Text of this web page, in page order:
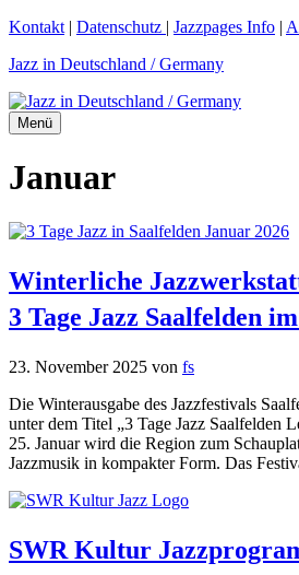
Zum
springen
Kontakt | Datenschutz | Jazzpages Info |
Jazz in Deutschland / Germany
Menü
Januar
Winterliche
3 Tage Jazz Saalfelden
23. November 2025 von fs
Die Winterausgabe des Jazzfestivals
unter dem Titel „3 Tage Jazz Saalfelden
25. Januar wird die Region zum
Jazzmusik in kompakter Form. Das
SWR Kultur